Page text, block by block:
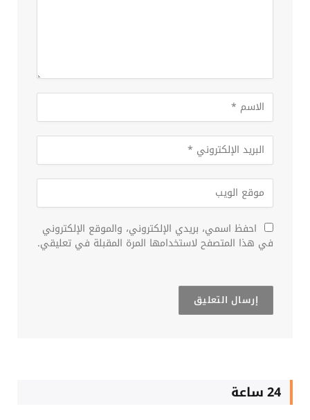
احفظ اسمي، بريدي الإلكتروني، والموقع الإلكتروني
في هذا المتصفح لاستخدامها المرة المقبلة في تعليقي.
24 ساعة